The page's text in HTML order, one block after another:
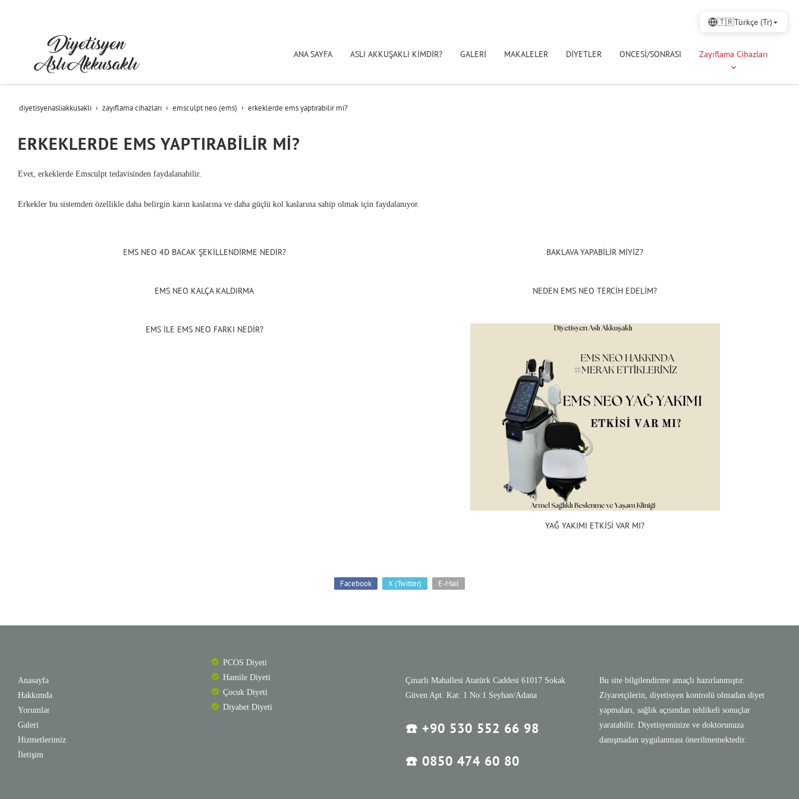
ANA SAYFA ASLI AKKUŞAKLI KİMDİR? GALERİ MAKALELER DİYETLER ONCESİ/SONRASI Zayıflama Cihazları
diyetisyenasliakkusakli zayıflama cihazları emsculpt neo (ems) erkeklerde ems yaptirabi̇li̇r mi̇?
ERKEKLERDE EMS YAPTIRABİLİR Mİ?
Evet, erkeklerde Emsculpt tedavisinden faydalanabilir.
Erkekler bu sistemden özellikle daha belirgin karın kaslarına ve daha güçlü kol kaslarına sahip olmak için faydalanıyor.
EMS NEO 4D BACAK ŞEKİLLENDİRME NEDİR? BAKLAVA YAPABİLİR MİYİZ?
EMS NEO KALÇA KALDIRMA NEDEN EMS NEO TERCİH EDELİM?
EMS İLE EMS NEO FARKI NEDİR?
YAĞ YAKIMI ETKİSİ VAR MI?
Facebook X (Twitter) E-Mail
🇹🇷Türkçe (Tr)
Anasayfa
Hakkımda
Yorumlar
Galeri
Hizmetlerimiz
İletişim
PCOS Diyeti
Hamile Diyeti
Çocuk Diyeti
Diyabet Diyeti
Çınarlı Mahallesi Atatürk Caddesi 61017 Sokak
Güven Apt. Kat: 1 No:1 Seyhan/Adana
☎️ +90 530 552 66 98
☎️ 0850 474 60 80
Bu site bilgilendirme amaçlı hazırlanmıştır.
Ziyaretçilerin, diyetisyen kontrolü olmadan diyet
yapmaları, sağlık açısından tehlikeli sonuçlar
yaratabilir. Diyetisyeninize ve doktorunuza
danışmadan uygulanması önerilmemektedir.